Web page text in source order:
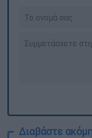
Διαβάστε